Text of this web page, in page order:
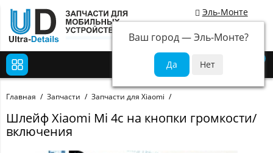
Эль-Монте
Ваш город —Эль-Монте?
Главная Запчасти Запчасти для Xiaomi
Шлейф Xiaomi Mi 4c на кнопки громкости/
включения